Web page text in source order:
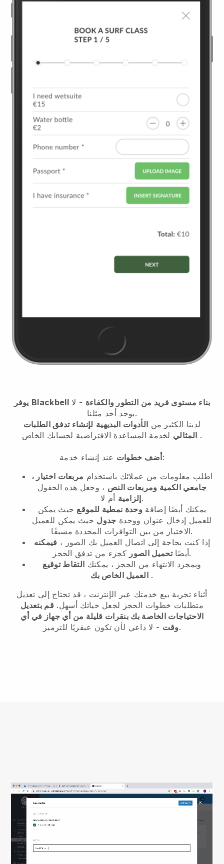
يوفر Blackbell بناء مستوى فريد من التطور والكفاءة - لا
يوجد أحد مثلنا.
لدينا الكثير من الأدوات البديهية لإنشاء تدفق الطلبات
المثالي لخدمة المساعدة الافتراضية لحسابك الخاص .
أضف خطواتعند إنشاء خدمة:
اطلب معلومات من عملائك باستخدام مربعات اختيار ،
جامعي الكمية ومربعات النص ، وجعل هذه الحقول
إلزاميةأم لا.
يمكنك أيضًا إضافة وحدة نمطية للموقع حيث يمكن
للعميل إدخال عنوان ووحدة جدول حيث يمكن للعميل
الاختيار من بين التوافرات المحددة مسبقًا.
إذا كنت بحاجة إلى اتصال العميل بك الصور ، فيمكنه
أيضًاتحميل الصور
كجزء من تدفق الحجز.
وبمجرد الانتهاء من الحجز ، يمكنك التقاط توقيع
العميل الخاص بك .
أثناء تجربة بيع خدمتك عبر الإنترنت ، قد تحتاج إلى تعديل
متطلبات خطوات الحجز لجعل حياتك أسهل. قم بتعديل
الاحتياجات الخاصة بك بنقرات قليلة من أي جهاز في أي
وقت- لا داعي لأن تكون عبقريًا للترميز.